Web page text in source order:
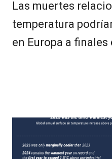
Las muertes
temperatura
en Europa a finales